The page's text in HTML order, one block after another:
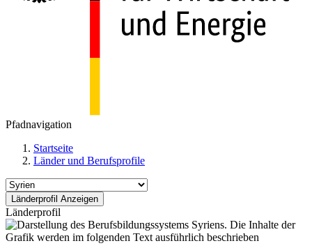
Pfadnavigation
Startseite
Länder und Berufsprofile
Länderprofil